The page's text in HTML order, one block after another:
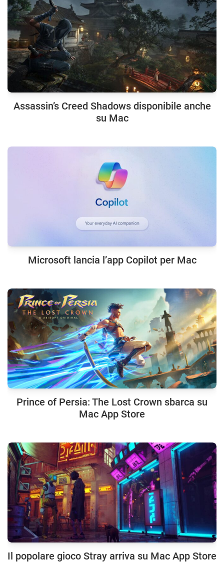
Assassin’s Creed Shadows disponibile anche
su Mac
Microsoft lancia l’app Copilot per Mac
Prince of Persia: The Lost Crown sbarca su
Mac App Store
Il popolare gioco Stray arriva su Mac App Store